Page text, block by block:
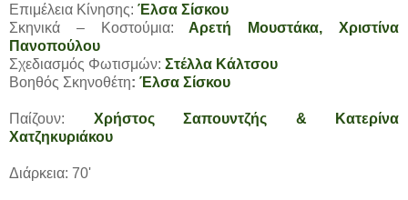
Επιμέλεια Κίνησης: Έλσα Σίσκου
Σκηνικά – Κοστούμια:
Αρετή Μουστάκα, Χριστίνα
Πανοπούλου
Σχεδιασμός Φωτισμών: Στέλλα Κάλτσου
Βοηθός Σκηνοθέτη: Έλσα Σίσκου
Παίζουν: Χρήστος Σαπουντζής & Κατερίνα
Χατζηκυριάκου
Διάρκεια: 70'